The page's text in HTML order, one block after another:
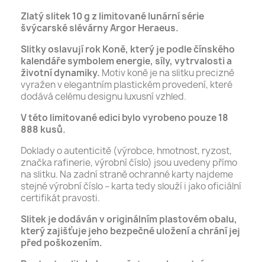
Zlatý slitek 10 g z limitované lunární série
švýcarské slévárny Argor Heraeus.
Slitky oslavují rok Koně, který je podle čínského
kalendáře symbolem energie, síly, vytrvalosti a
životní dynamiky. Motiv koně je na slitku precizně
vyražen v elegantním plastickém provedení, které
dodává celému designu luxusní vzhled.
V této limitované edici bylo vyrobeno pouze 18
888 kusů.
Doklady o autenticitě (výrobce, hmotnost, ryzost,
značka rafinerie, výrobní číslo) jsou uvedeny přímo
na slitku. Na zadní straně ochranné karty najdeme
stejné výrobní číslo – karta tedy slouží i jako oficiální
certifikát pravosti.
Slitek je dodáván v originálním plastovém obalu,
který zajišťuje jeho bezpečné uložení a chrání jej
před poškozením.